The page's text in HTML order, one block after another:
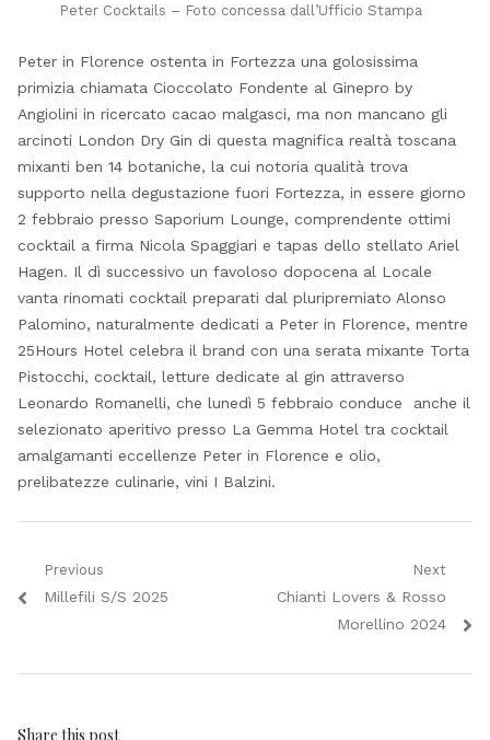
Peter Cocktails – Foto concessa dall’Ufficio Stampa
Peter in Florence ostenta in Fortezza una golosissima
primizia chiamata Cioccolato Fondente al Ginepro by
Angiolini in ricercato cacao malgasci, ma non mancano gli
arcinoti London Dry Gin di questa magnifica realtà toscana
mixanti ben 14 botaniche, la cui notoria qualità trova
supporto nella degustazione fuori Fortezza, in essere giorno
2 febbraio presso Saporium Lounge, comprendente ottimi
cocktail a firma Nicola Spaggiari e tapas dello stellato Ariel
Hagen. Il dì successivo un favoloso dopocena al Locale
vanta rinomati cocktail preparati dal pluripremiato Alonso
Palomino, naturalmente dedicati a Peter in Florence, mentre
25Hours Hotel celebra il brand con una serata mixante Torta
Pistocchi, cocktail, letture dedicate al gin attraverso
Leonardo Romanelli, che lunedì 5 febbraio conduce anche il
selezionato aperitivo presso La Gemma Hotel tra cocktail
amalgamanti eccellenze Peter in Florence e olio,
prelibatezze culinarie, vini I Balzini.
Navigazione
articoli
Previous
Previous
Millefili S/S 2025
Next
Next
Chianti Lovers & Rosso
Morellino 2024
Share this post